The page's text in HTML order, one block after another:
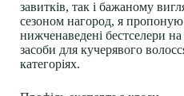
завитків, так і бажаному
сезоном нагород, я
нижченаведені бестселери
засоби для кучерявого
категоріях.